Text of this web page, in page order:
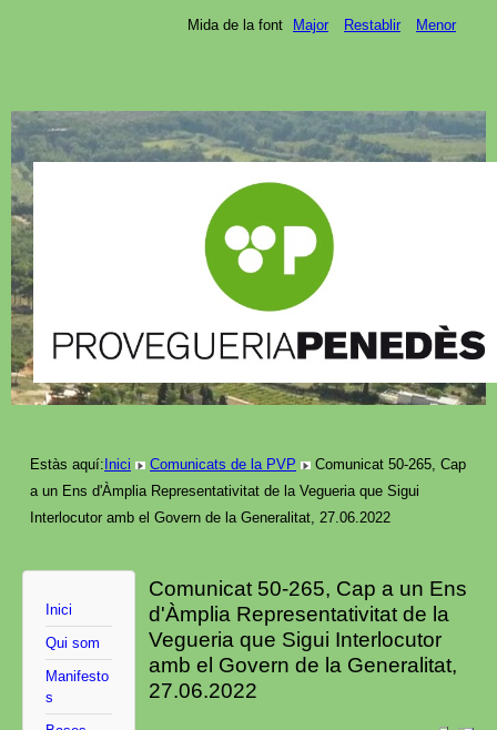
Mida de la font Major Restablir Menor
Estàs aquí:Inici Comunicats de la PVP
Comunicat 50-265, Cap
a un Ens d'Àmplia Representativitat de la Vegueria que Sigui
Interlocutor amb el Govern de la Generalitat, 27.06.2022
Inici
Qui som
Manifesto
s
Comunicat 50-265, Cap a un Ens
d'Àmplia Representativitat de la
Vegueria que Sigui Interlocutor
amb el Govern de la Generalitat,
27.06.2022